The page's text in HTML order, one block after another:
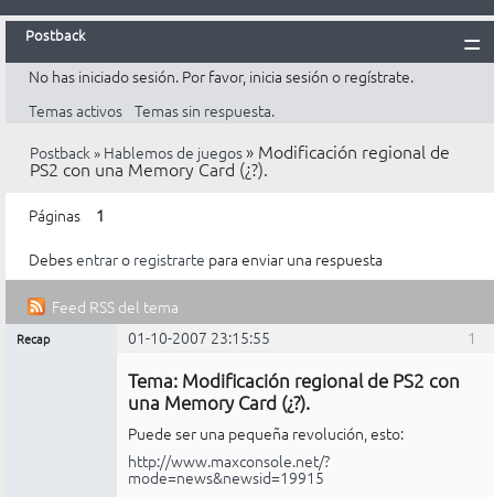
Postback
Inicio
Postback
Reglas
Registrarte
Entrar
No has iniciado sesión. Por favor, inicia sesión o regístrate.
Temas activos Temas sin respuesta.
Postback» Hablemos de juegos » Modificación regional de
PS2 con una Memory Card (¿?).
Páginas
1
Debesentraro registrarte para enviar una respuesta
Feed RSS del tema
1
Recap 01-10-2007 23:15:55
Tema: Modificación regional de PS2 con
una Memory Card (¿?).
Puede ser una pequeña revolución, esto:
http://www.maxconsole.net/?
mode=news&newsid=19915